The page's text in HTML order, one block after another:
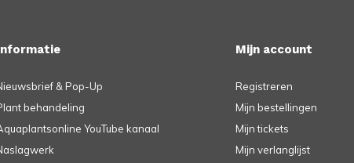
& Pop-Up
behandeling
YouTube kanaal
Mijn account
Registreren
Mijn bestellingen
Mijn tickets
Mijn verlanglijst